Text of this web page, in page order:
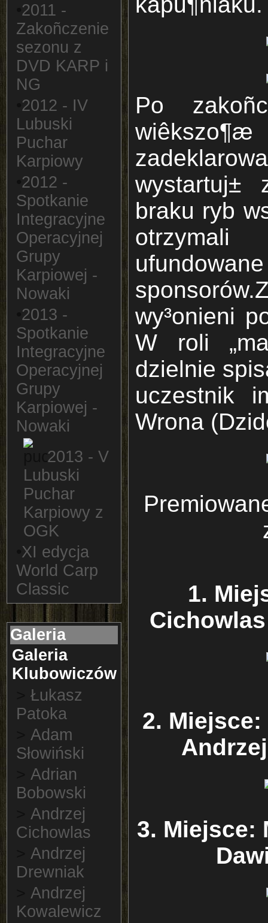
2011 -
Zakoñczenie
sezonu z
DVD KARP i
NG
2012 - IV
Lubuski
Puchar
Karpiowy
2012 -
Spotkanie
Integracyjne
Operacyjnej
Grupy
Karpiowej -
Nowaki
2013 -
Spotkanie
Integracyjne
Operacyjnej
Grupy
Karpiowej -
Nowaki
2013 - V
Lubuski
Puchar
Karpiowy z
OGK
XI edycja
World Carp
Classic
Galeria
Galeria
Klubowiczów
Łukasz
Patoka
Adam
Słowiński
Adrian
Bobowski
Andrzej
Cichowlas
Andrzej
Drewniak
Andrzej
Kowalewicz
Po
wystartuj±
braku ryb
wy³onieni
W roli
dzielnie
uczestnik
Wrona
1.
2.
3. Miejsce: